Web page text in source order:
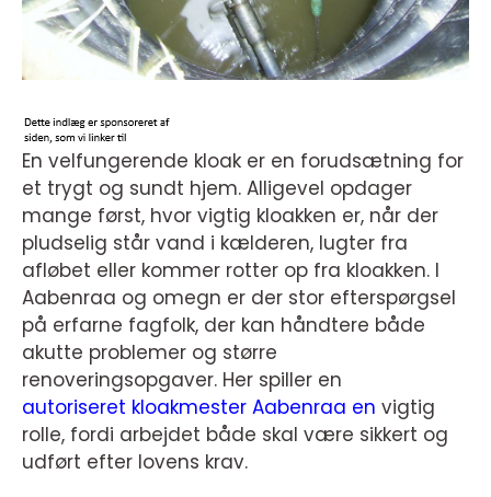
En velfungerende kloak er en forudsætning for
et trygt og sundt hjem. Alligevel opdager
mange først, hvor vigtig kloakken er, når der
pludselig står vand i kælderen, lugter fra
afløbet eller kommer rotter op fra kloakken. I
Aabenraa og omegn er der stor efterspørgsel
på erfarne fagfolk, der kan håndtere både
akutte problemer og større
renoveringsopgaver. Her spiller en
autoriseret kloakmester Aabenraa en vigtig
rolle, fordi arbejdet både skal være sikkert og
udført efter lovens krav.